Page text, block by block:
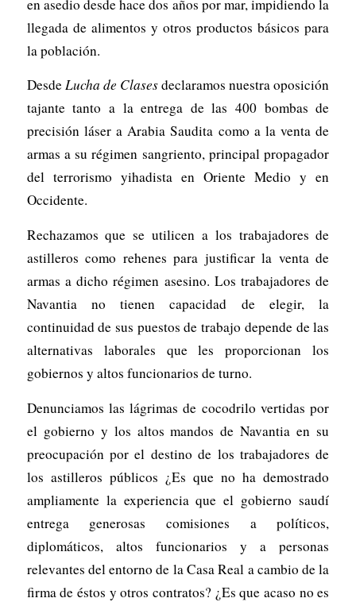
en asedio desde hace dos años por mar, impidiendo la
llegada de alimentos y otros productos básicos para
la población.
DesdeLucha de Clasesdeclaramos nuestra oposición
tajante tanto a la entrega de las 400 bombas de
precisión láser a Arabia Saudita como a la venta de
armas a su régimen sangriento, principal propagador
del terrorismo yihadista en Oriente Medio y en
Occidente.
Rechazamos que se utilicen a los trabajadores de
astilleros como rehenes para justificar la venta de
armas a dicho régimen asesino. Los trabajadores de
Navantia no tienen capacidad de elegir, la
continuidad de sus puestos de trabajo depende de las
alternativas laborales que les proporcionan los
gobiernos y altos funcionarios de turno.
Denunciamos las lágrimas de cocodrilo vertidas por
el gobierno y los altos mandos de Navantia en su
preocupación por el destino de los trabajadores de
los astilleros públicos ¿Es que no ha demostrado
ampliamente la experiencia que el gobierno saudí
entrega generosas comisiones a políticos,
diplomáticos, altos funcionarios y a personas
relevantes del entorno de la Casa Real a cambio de la
firma de éstos y otros contratos? ¿Es que acaso no es